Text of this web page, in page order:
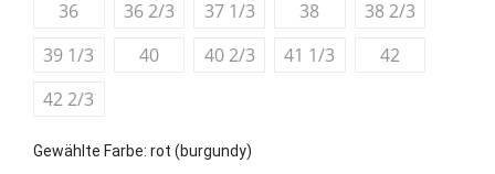
36 36 2/3 37 1/3 38
38 2/3
39 1/3
40 40 2/3 41 1/3
42
42 2/3
Gewählte Farbe: rot (burgundy)